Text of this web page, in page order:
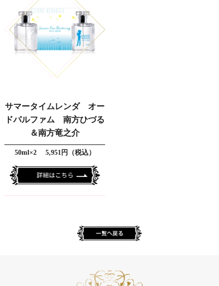
サマータイムレンダ オー
ドパルファム 南方ひづる
＆南方竜之介
50ml×2 5,951円（税込）